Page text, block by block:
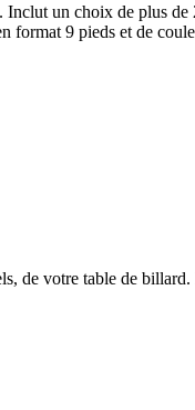
un choix de plus
format 9 pieds et de
votre table de